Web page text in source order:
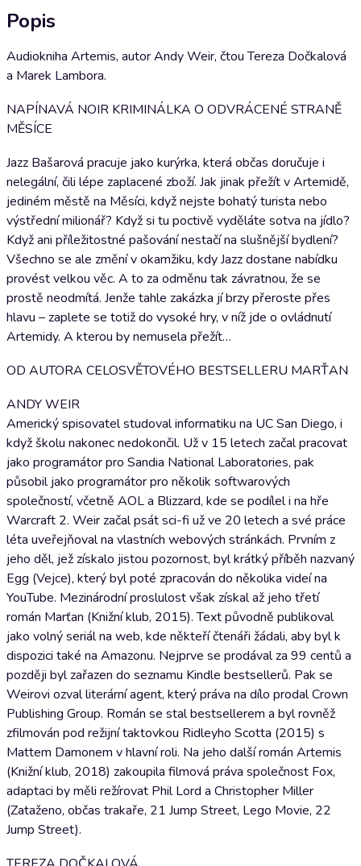
Popis
Audiokniha Artemis, autor Andy Weir, čtou Tereza Dočkalová
a Marek Lambora.
NAPÍNAVÁ NOIR KRIMINÁLKA O ODVRÁCENÉ STRANĚ
MĚSÍCE
Jazz Bašarová pracuje jako kurýrka, která občas doručuje i
nelegální, čili lépe zaplacené zboží. Jak jinak přežít v Artemidě,
jediném městě na Měsíci, když nejste bohatý turista nebo
výstřední milionář? Když si tu poctivě vyděláte sotva na jídlo?
Když ani příležitostné pašování nestačí na slušnější bydlení?
Všechno se ale změní v okamžiku, kdy Jazz dostane nabídku
provést velkou věc. A to za odměnu tak závratnou, že se
prostě neodmítá. Jenže tahle zakázka jí brzy přeroste přes
hlavu – zaplete se totiž do vysoké hry, v níž jde o ovládnutí
Artemidy. A kterou by nemusela přežít…
OD AUTORA CELOSVĚTOVÉHO BESTSELLERU MARŤAN
ANDY WEIR
Americký spisovatel studoval informatiku na UC San Diego, i
když školu nakonec nedokončil. Už v 15 letech začal pracovat
jako programátor pro Sandia National Laboratories, pak
působil jako programátor pro několik softwarových
společností, včetně AOL a Blizzard, kde se podílel i na hře
Warcraft 2. Weir začal psát sci-fi už ve 20 letech a své práce
léta uveřejňoval na vlastních webových stránkách. Prvním z
jeho děl, jež získalo jistou pozornost, byl krátký příběh nazvaný
Egg (Vejce), který byl poté zpracován do několika videí na
YouTube. Mezinárodní proslulost však získal až jeho třetí
román Marťan (Knižní klub, 2015). Text původně publikoval
jako volný seriál na web, kde někteří čtenáři žádali, aby byl k
dispozici také na Amazonu. Nejprve se prodával za 99 centů a
později byl zařazen do seznamu Kindle bestsellerů. Pak se
Weirovi ozval literární agent, který práva na dílo prodal Crown
Publishing Group. Román se stal bestsellerem a byl rovněž
zfilmován pod režijní taktovkou Ridleyho Scotta (2015) s
Mattem Damonem v hlavní roli. Na jeho další román Artemis
(Knižní klub, 2018) zakoupila filmová práva společnost Fox,
adaptaci by měli režírovat Phil Lord a Christopher Miller
(Zataženo, občas trakaře, 21 Jump Street, Lego Movie, 22
Jump Street).